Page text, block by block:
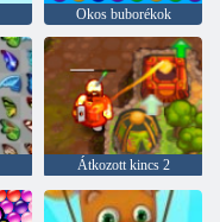
Okos buborékok
Átkozott kincs 2